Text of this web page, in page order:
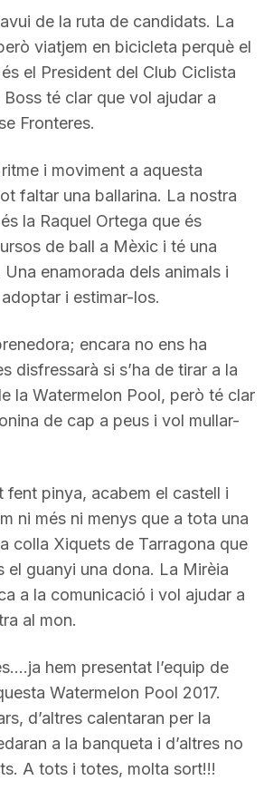
de la ruta de candidats. La
viatjem en bicicleta perquè el
el President del Club Ciclista
té clar que vol ajudar a
Fronteres.
i moviment a aquesta
faltar una ballarina. La nostra
la Raquel Ortega que és
de ball a Mèxic i té una
enamorada dels animals i
i estimar-los.
encara no ens ha
disfressarà si s’ha de tirar a la
la Watermelon Pool, però té clar
de cap a peus i vol mullar-
fent pinya, acabem el castell i
ni més ni menys que a tota una
colla Xiquets de Tarragona que
el guanyi una dona. La Mirèia
a la comunicació i vol ajudar a
al mon.
hem presentat l’equip de
Watermelon Pool 2017.
d’altres calentaran per la
a la banqueta i d’altres no
A tots i totes, molta sort!!!